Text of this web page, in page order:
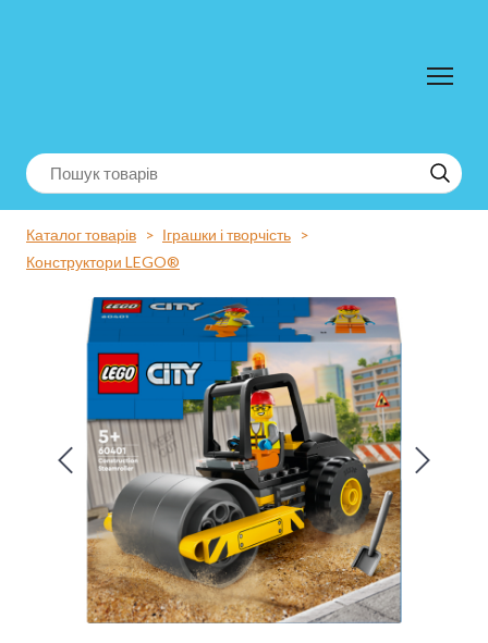
Каталог товарів
Іграшки і творчість
Конструктори LEGO®